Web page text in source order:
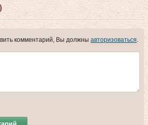
комментарий, Вы должны авторизоваться.